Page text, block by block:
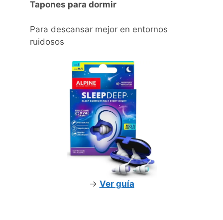
Tapones para dormir
Para descansar mejor en entornos
ruidosos
-> Ver guía